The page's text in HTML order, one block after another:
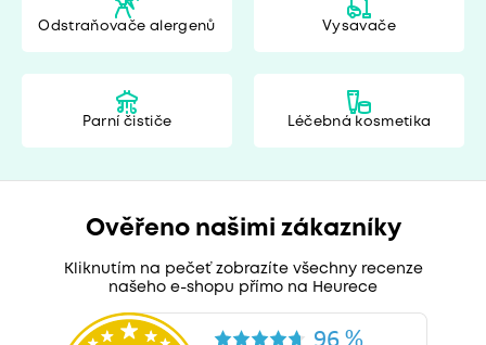
Odstraňovače alergenů Vysavače
Parní čističe Léčebná kosmetika
Ověřeno našimi zákazníky
Kliknutím na pečeť zobrazíte všechny recenze
našeho e-shopu přímo na Heurece